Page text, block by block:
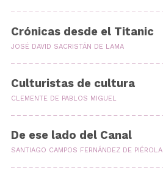
Crónicas desde el Titanic
JOSÉ DAVID SACRISTÁN DE LAMA
Culturistas de cultura
CLEMENTE DE PABLOS MIGUEL
De ese lado del Canal
SANTIAGO CAMPOS FERNÁNDEZ DE PIÉROLA